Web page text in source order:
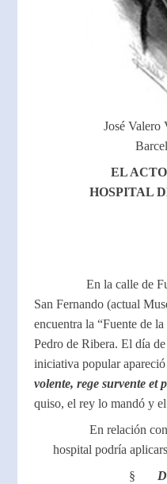
José
EL
HOSPITAL
En la calle de
San Fernando (actual
encuentra la “Fuente de
Pedro de Ribera. El día
iniciativa popular
volente, rege survente et
quiso, el rey lo mandó y
En relación
hospital podría
§